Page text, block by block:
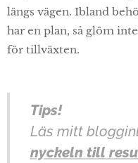
längs vägen. Ibland
har en plan, så glöm
för tillväxten.
Tips!
Läs mitt
nyckeln till